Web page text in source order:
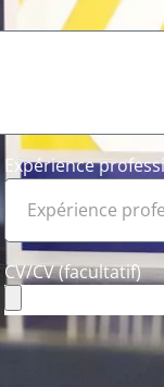
Expérience
CV/CV (facultatif)